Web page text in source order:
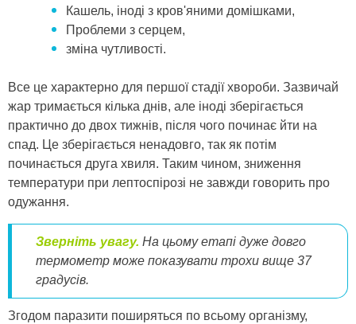
Кашель, іноді з кров'яними домішками,
Проблеми з серцем,
зміна чутливості.
Все це характерно для першої стадії хвороби. Зазвичай
жар тримається кілька днів, але іноді зберігається
практично до двох тижнів, після чого починає йти на
спад. Це зберігається ненадовго, так як потім
починається друга хвиля. Таким чином, зниження
температури при лептоспірозі не завжди говорить про
одужання.
Зверніть увагу. На цьому етапі дуже довго
термометр може показувати трохи вище 37
градусів.
Згодом паразити поширяться по всьому організму,